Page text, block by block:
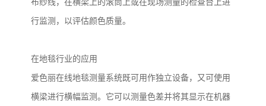
布纱线，在横梁上的滚筒上或在现场测量的检查台上进
行监测，以评估颜色质量。
在地毯行业的应用
爱色丽在线地毯测量系统既可用作独立设备，又可使用
横梁进行横幅监测。它可以测量色差并将其显示在机器